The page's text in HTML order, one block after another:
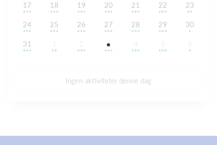
17 18 19 20 21 22 23
24 25 26 27 28 29 30
31 3
Ingen aktiviteter denne dag